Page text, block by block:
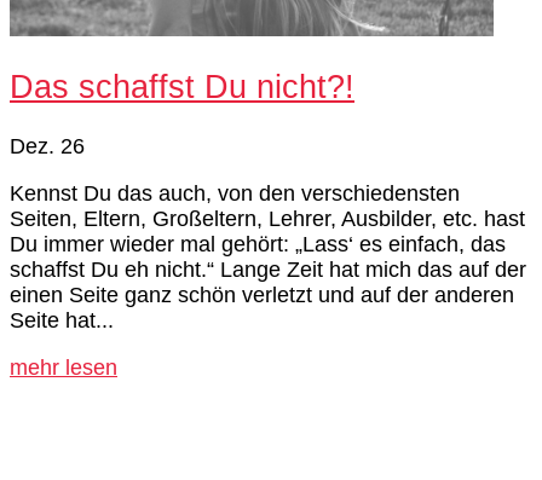
Das schaffst Du nicht?!
Dez. 26
Kennst Du das auch, von den verschiedensten
Seiten, Eltern, Großeltern, Lehrer, Ausbilder, etc. hast
Du immer wieder mal gehört: „Lass‘ es einfach, das
schaffst Du eh nicht.“ Lange Zeit hat mich das auf der
einen Seite ganz schön verletzt und auf der anderen
Seite hat...
mehr lesen